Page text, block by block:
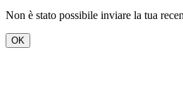
Non è stato possibile inviare la tua
OK